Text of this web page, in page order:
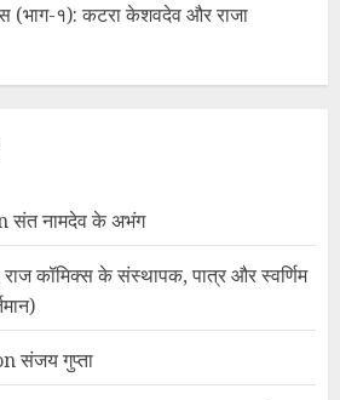
(भाग-१): कटरा केशवदेव और राजा
संत नामदेव के अभंग
राज कॉमिक्स के संस्थापक, पात्र और स्वर्णिम
संजय गुप्ता